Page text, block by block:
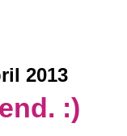
2013
:)